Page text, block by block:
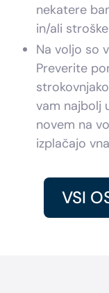
nekatere
in/ali
Na voljo so
Preverite
vam najbolj
novem na
izplačajo
VSI